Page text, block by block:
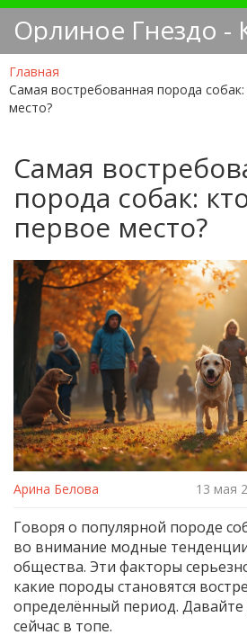
Главная
Самая востребованная порода
место?
Самая
порода собак:
первое место?
Арина Белова 13 мая
Говоря о популярной породе
во внимание модные
общества. Эти факторы
какие породы становятся
определённый период. Давайте
сейчас в топе.